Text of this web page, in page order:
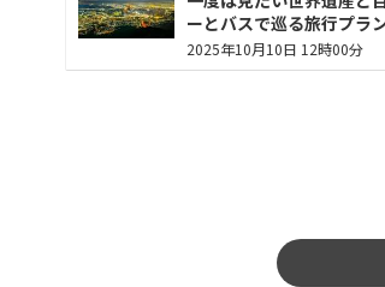
ーとバスで巡る旅行プラ
2025年10月10日 12時00分